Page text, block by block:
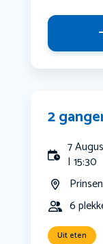
2
7
| 15:30
6
Uit eten